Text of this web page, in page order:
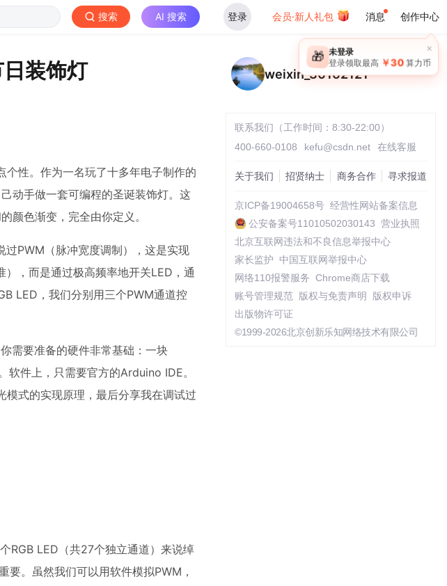
搜索 AI 搜索 登录 会员·新人礼包 消息 创作中心
×
🎁 未登录
登录领取最高 ￥30 算力币
装饰灯
个性。作为一名玩了十多年电子制作的
动手做一套可编程的圣诞装饰灯。这
颜色渐变，完全由你定义。
PWM（脉冲宽度调制），这是实现
，而是通过极高频率地开关LED，通
LED，我们分别用三个PWM通道控
需要准备的硬件非常基础：一块
件上，只需要官方的Arduino IDE。
式的实现原理，最后分享我在调试过
RGB LED（共27个独立通道）来说绰
。虽然我们可以用软件模拟PWM，
weixin_30162121
联系我们（工作时间：8:30-22:00）
400-660-0108
kefu@csdn.net 在线客服
关于我们 招贤纳士 商务合作 寻求报道
京ICP备19004658号 经营性网站备案信息
公安备案号11010502030143 营业执照
北京互联网违法和不良信息举报中心
家长监护
中国互联网举报中心
网络110报警服务 Chrome商店下载
账号管理规范
版权与免责声明
版权申诉
出版物许可证
©1999-2026北京创新乐知网络技术有限公司